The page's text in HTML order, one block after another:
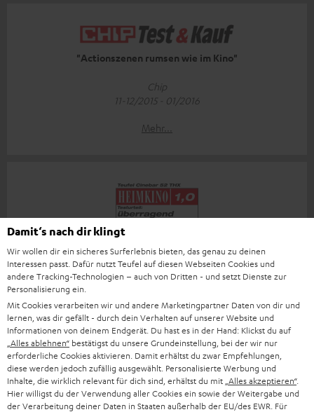
"Actionszenen rumsen wie im Kino"
Chip
11-12/2015 - 01/2016
Mehr...
„Im Hörtest bewies der Cinebar 52 THX eindrucksvoll, dass
seine THX-Lizenz zu Recht erteilt wurde“
Heimkino
Mehr...
Zubehör
Damit‘s nach dir klingt
Wir wollen dir ein sicheres Surferlebnis bieten, das genau zu deinen
Interessen passt. Dafür nutzt Teufel auf diesen Webseiten Cookies und
andere Tracking-Technologien – auch von Dritten - und setzt Dienste zur
Personalisierung ein.
Mit Cookies verarbeiten wir und andere Marketingpartner Daten von dir und
lernen, was dir gefällt - durch dein Verhalten auf unserer Website und
Informationen von deinem Endgerät. Du hast es in der Hand: Klickst du auf
„Alles ablehnen“ bestätigst du unsere Grundeinstellung, bei der wir nur
erforderliche Cookies aktivieren. Damit erhältst du zwar Empfehlungen,
diese werden jedoch zufällig ausgewählt. Personalisierte Werbung und
Inhalte, die wirklich relevant für dich sind, erhältst du mit „Alles akzeptieren“.
Hier willigst du der Verwendung aller Cookies ein sowie der Weitergabe und
der Verarbeitung deiner Daten in Staaten außerhalb der EU/des EWR. Für